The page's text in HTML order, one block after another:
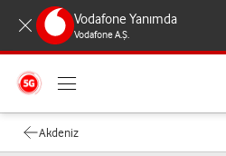
Vodafone Yanımda
Vodafone A.Ş.
Akdeniz